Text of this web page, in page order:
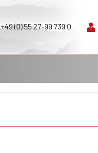
+49 (0) 55 27-99 739 0